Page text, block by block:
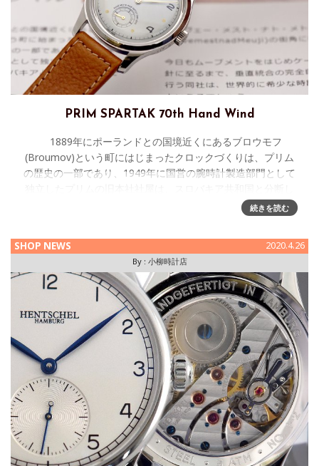
PRIM SPARTAK 70th Hand Wind
1889年にポーランドとの国境近くにあるブロウモフ
(Broumov)という町にはじまったクロックづくりは、プリム
の歴史の一部であり、1949年に国営の腕時計製造部門として
続きを読む
SHOP NEWS 2020.4.26
By : 小柳時計店